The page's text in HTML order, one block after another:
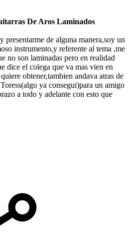
De Aros Laminados
presentarme de alguna manera,soy un
instrumento,y referente al tema ,me
no son laminadas pero en realidad
dice el colega que va mas vien en
obtener,tambien andava atras de
ya consegui)para un amigo
a todo y adelante con esto que